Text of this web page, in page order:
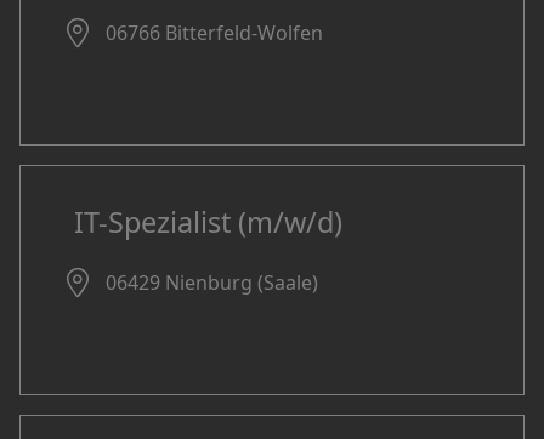
06766 Bitterfeld-Wolfen
IT-Spezialist (m/w/d)
06429 Nienburg (Saale)